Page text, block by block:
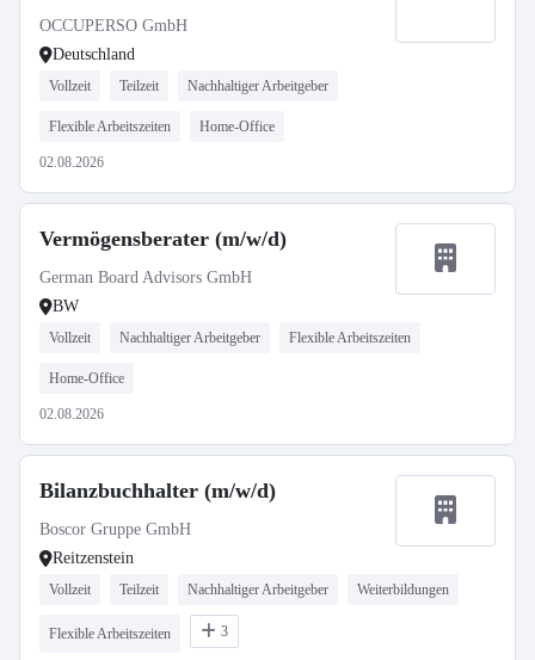
OCCUPERSO GmbH
Deutschland
Vollzeit Teilzeit Nachhaltiger Arbeitgeber
Flexible Arbeitszeiten Home-Office
02.08.2026
Vermögensberater (m/w/d)
German Board Advisors GmbH
BW
Vollzeit Nachhaltiger Arbeitgeber Flexible Arbeitszeiten
Home-Office
02.08.2026
Bilanzbuchhalter (m/w/d)
Boscor Gruppe GmbH
Reitzenstein
Vollzeit Teilzeit Nachhaltiger Arbeitgeber Weiterbildungen
Flexible Arbeitszeiten 3